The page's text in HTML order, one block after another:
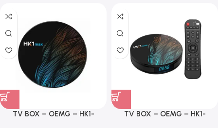
TV BOX – OEMG – HK1-
TV BOX – OEMG – HK1-